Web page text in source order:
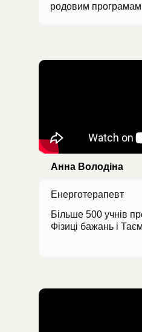
родовим програмам
Енерготерапевт
Анна Володіна
Більше 500 учнів
Фізиці бажань і